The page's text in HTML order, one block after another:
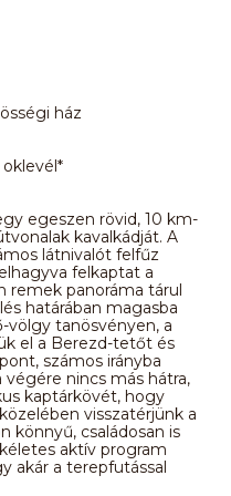
ház
egeszen rövid, 10 km-
kavalkádját. A
látnivalót felfűz
felkaptat a
remek panoráma tárul
határában magasba
völgy tanösvényen, a
el a Berezd-tetőt és
számos irányba
nincs más hátra,
kaptárkövét, hogy
visszatérjünk a
könnyű, családosan is
aktív program
akár a terepfutással